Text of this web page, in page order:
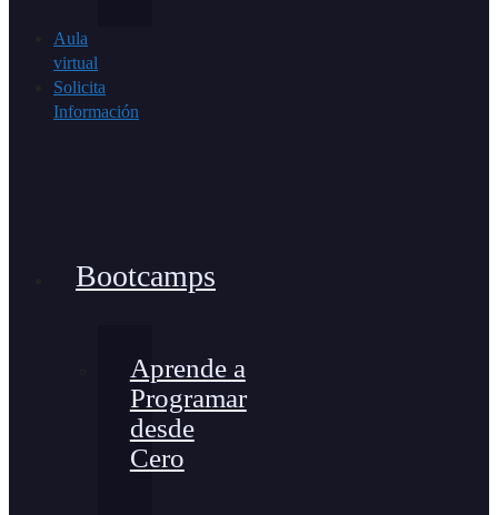
Aula
virtual
Solicita
Información
Bootcamps
Aprende a
Programar
desde
Cero